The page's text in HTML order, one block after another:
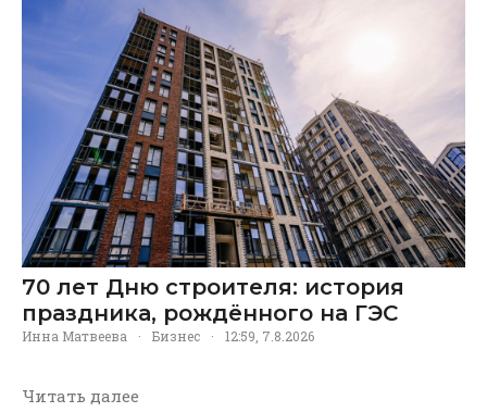
70 лет Дню строителя: история
праздника, рождённого на ГЭС
Инна Матвеева · Бизнес · 12:59, 7.8.2026
Читать далее